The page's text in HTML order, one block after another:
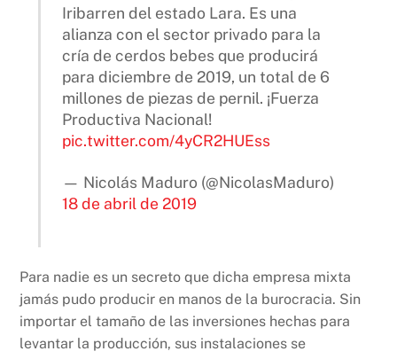
Iribarren del estado Lara. Es una
alianza con el sector privado para la
cría de cerdos bebes que producirá
para diciembre de 2019, un total de 6
millones de piezas de pernil. ¡Fuerza
Productiva Nacional!
pic.twitter.com/4yCR2HUEss
— Nicolás Maduro (@NicolasMaduro)
18 de abril de 2019
Para nadie es un secreto que dicha empresa mixta
jamás pudo producir en manos de la burocracia. Sin
importar el tamaño de las inversiones hechas para
levantar la producción, sus instalaciones se